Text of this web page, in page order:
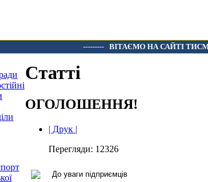
--------- ВІТАЄМО НА САЙТІ
Статті
ОГОЛОШЕННЯ!
| Друк |
Перегляди: 12326